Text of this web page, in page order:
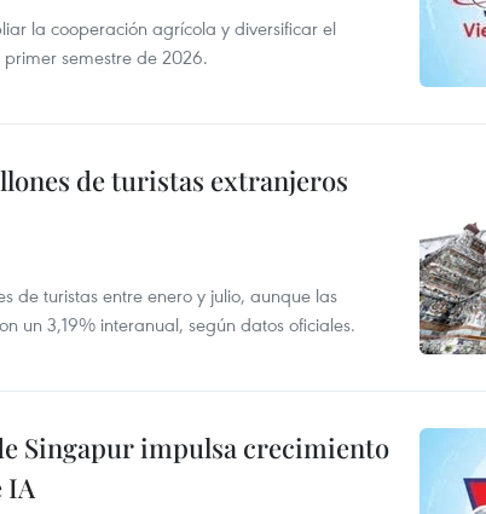
la cooperación agrícola y diversificar el
semestre de 2026.
de turistas extranjeros
de turistas entre enero y julio, aunque las
un 3,19% interanual, según datos oficiales.
Singapur impulsa crecimiento
IA